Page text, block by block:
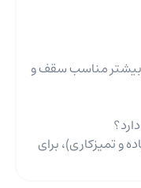
مناسب سقف و
و تمیزکاری)، برای